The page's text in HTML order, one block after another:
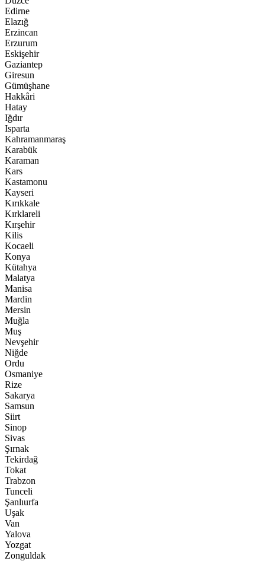
Edirne
Elazığ
Erzincan
Erzurum
Eskişehir
Gaziantep
Giresun
Gümüşhane
Hakkâri
Hatay
Iğdır
Isparta
Kahramanmaraş
Karabük
Karaman
Kars
Kastamonu
Kayseri
Kırıkkale
Kırklareli
Kırşehir
Kilis
Kocaeli
Konya
Kütahya
Malatya
Manisa
Mardin
Mersin
Muğla
Muş
Nevşehir
Niğde
Ordu
Osmaniye
Rize
Sakarya
Samsun
Siirt
Sinop
Sivas
Şırnak
Tekirdağ
Tokat
Trabzon
Tunceli
Şanlıurfa
Uşak
Van
Yalova
Yozgat
Zonguldak